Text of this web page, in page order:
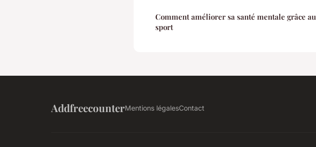
Comment améliorer sa santé mentale grâce au
sport
AddfreecounterMentions légalesContact